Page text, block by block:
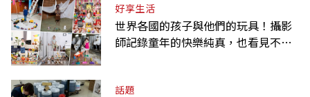
好享生活
世界各國的孩子與他們的玩具！攝影
師記錄童年的快樂純真，也看見不同
話題